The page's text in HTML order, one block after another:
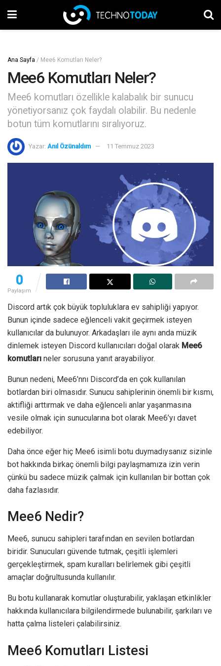
Ana Sayfa / Mee6 Komutları Neler?
Mee6 Komutları Neler?
Mee6 komutları özellikle kalabalık bir sunucu
yönetiyorsanız çok faydalı olabilir. Bu nedenle
botun tüm komutlarını sıralıyoruz.
Yazar: Anıl Özünaldım 11 Temmuz 2023
0
Paylaşım
Discord artık çok büyük topluluklara ev sahipliği yapıyor.
Bunun içinde sadece eğlenceli vakit geçirmek isteyen
kullanıcılar da bulunuyor. Arkadaşları ile aynı anda müzik
dinlemek isteyen Discord kullanıcıları doğal olarak Mee6
komutları neler sorusuna yanıt arayabiliyor.
Bunun nedeni, Mee6’nnı Discord’da en çok kullanılan
botlardan biri olmasıdır. Sunucu sahiplerinin önemli bir kısmı,
aktifliği arttırmak ve daha eğlenceli anlar yaşanmasına
vesile olmak için sunucularına bot olarak Mee6’yı davet
edebiliyor.
Daha önce eğer hiç Mee6 isimli botu duymadıysanız sizinle
bot hakkında birkaç önemli bilgi paylaşmamıza izin verin
çünkü bu sadece müzik çalmak için kullanılan bir bottan çok
daha fazlasıdır.
Mee6 Nedir?
Mee6, sunucu sahipleri tarafından en sevilen botlardan
biridir. Sunucuları güvende tutmak, çeşitli işlemleri
gerçekleştirmek, spam kuralları belirlemek gibi çeşitli
amaçlar doğrultusunda kullanılır.
Bu botu kullanarak komutlar oluşturabilir, yaklaşan etkinlikler
hakkında kullanıcılara bilgilendirmede bulunabilir, şarkıları ve
hatta çalma listeleri çalabilirsiniz.
Mee6 Komutları Listesi